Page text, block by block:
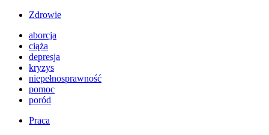
Zdrowie
aborcja
ciąża
depresja
kryzys
niepełnosprawność
pomoc
poród
Praca